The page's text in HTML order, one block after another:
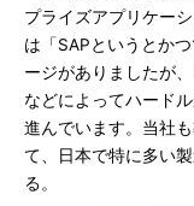
プライズアプリケー
は「SAPというとか
ージがありましたが
などによってハード
進んでいます。当社
て、日本で特に多い
る。